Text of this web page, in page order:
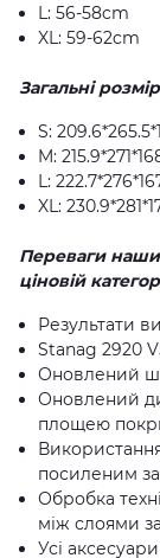
L: 56-58cm
XL: 59-62cm
Загальні
S:
M:
L:
XL:
Переваги
ціновій
Результати
Stanag 2920
Оновлений
Оновлений
площею
посиленим
Обробка
між слоями
Усі